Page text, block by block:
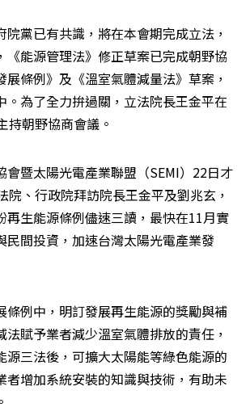
院黨已有共識，將在本會期完成立法，
《能源管理法》修正草案已完成朝野協
展條例》及《溫室氣體減量法》草案，
。為了全力拚過關，立法院長王金平在
持朝野協商會議。
會暨太陽光電產業聯盟（SEMI）22日才
院、行政院拜訪院長王金平及劉兆玄，
再生能源條例儘速三讀，最快在11月實
民間投資，加速台灣太陽光電產業發
條例中，明訂發展再生能源的獎勵與補
賦予業者減少溫室氣體排放的責任，
源三法後，可擴大太陽能等綠色能源的
者增加系統安裝的知識與技術，有助未